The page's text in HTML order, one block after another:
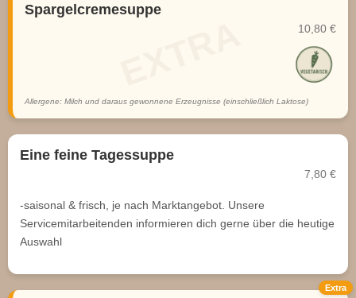
Spargelcremesuppe
10,80 €
Allergene: Milch und daraus gewonnene Erzeugnisse (einschließlich Laktose)
Eine feine Tagessuppe
7,80 €
-saisonal & frisch, je nach Marktangebot. Unsere
Servicemitarbeitenden informieren dich gerne über die heutige
Auswahl
Extra